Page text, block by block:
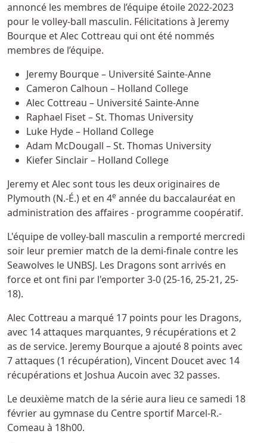
annoncé les membres de l’équipe étoile 2022-2023
pour le volley-ball masculin. Félicitations à Jeremy
Bourque et Alec Cottreau qui ont été nommés
membres de l’équipe.
Jeremy Bourque – Université Sainte-Anne
Cameron Calhoun – Holland College
Alec Cottreau – Université Sainte-Anne
Raphael Fiset – St. Thomas University
Luke Hyde – Holland College
Adam McDougall – St. Thomas University
Kiefer Sinclair – Holland College
Jeremy et Alec sont tous les deux originaires de
Plymouth (N.-É.) et en 4e année du baccalauréat en
administration des affaires - programme coopératif.
L'équipe de volley-ball masculin a remporté mercredi
soir leur premier match de la demi-finale contre les
Seawolves le UNBSJ. Les Dragons sont arrivés en
force et ont fini par l'emporter 3-0 (25-16, 25-21, 25-
18).
Alec Cottreau a marqué 17 points pour les Dragons,
avec 14 attaques marquantes, 9 récupérations et 2
as de service. Jeremy Bourque a ajouté 8 points avec
7 attaques (1 récupération), Vincent Doucet avec 14
récupérations et Joshua Aucoin avec 32 passes.
Le deuxième match de la série aura lieu ce samedi 18
février au gymnase du Centre sportif Marcel-R.-
Comeau à 18h00.